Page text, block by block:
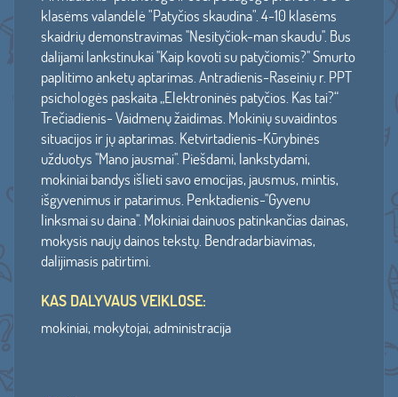
klasėms valandėlė "Patyčios skaudina". 4-10 klasėms
skaidrių demonstravimas ''Nesityčiok-man skaudu''. Bus
dalijami lankstinukai ''Kaip kovoti su patyčiomis?'' Smurto
paplitimo anketų aptarimas. Antradienis-Raseinių r. PPT
psichologės paskaita „Elektroninės patyčios. Kas tai?“
Trečiadienis- Vaidmenų žaidimas. Mokinių suvaidintos
situacijos ir jų aptarimas. Ketvirtadienis-Kūrybinės
užduotys ''Mano jausmai''. Piešdami, lankstydami,
mokiniai bandys išlieti savo emocijas, jausmus, mintis,
išgyvenimus ir patarimus. Penktadienis-''Gyvenu
linksmai su daina''. Mokiniai dainuos patinkančias dainas,
mokysis naujų dainos tekstų. Bendradarbiavimas,
dalijimasis patirtimi.
KAS DALYVAUS VEIKLOSE:
mokiniai, mokytojai, administracija